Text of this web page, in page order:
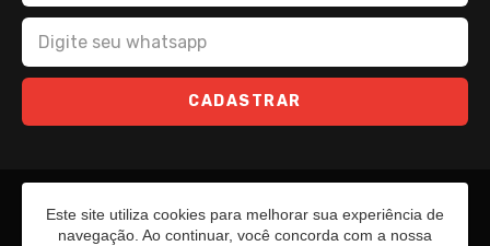
CADASTRAR
Este site utiliza cookies para melhorar sua experiência de
navegação. Ao continuar, você concorda com a nossa